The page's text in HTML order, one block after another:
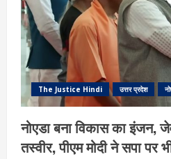
की
छुट्टी
तय!
जुमलों
से
ऊब
चुकी
जनता,
PDA
की
ताकत
बदलेगी
सत्ता
The Justice Hindi उत्तर प्रदेश
नोएडा बना विकास का इंजन,
तस्वीर, पीएम मोदी ने सपा पर